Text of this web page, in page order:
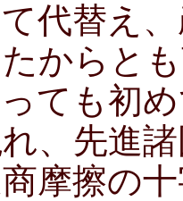
代替え
からと
ても初
、先進
摩擦の